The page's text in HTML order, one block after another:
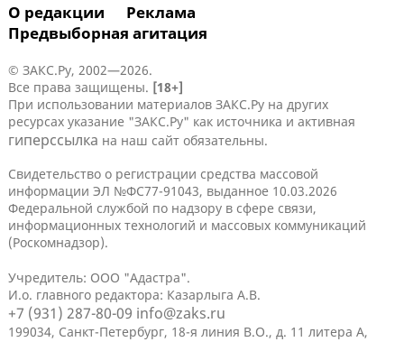
О редакции
Реклама
Предвыборная агитация
© ЗАКС.Ру, 2002—2026.
Все права защищены. [18+]
При использовании материалов ЗАКС.Ру на других
ресурсах указание "ЗАКС.Ру" как источника и активная
гиперссылка на наш сайт обязательны.
Свидетельство о регистрации средства массовой
информации ЭЛ №ФС77-91043, выданное 10.03.2026
Федеральной службой по надзору в сфере связи,
информационных технологий и массовых коммуникаций
(Роскомнадзор).
Учредитель: ООО "Адастра".
И.о. главного редактора: Казарлыга А.В.
+7 (931) 287-80-09 info@zaks.ru
199034, Санкт-Петербург, 18-я линия В.О., д. 11 литера А,